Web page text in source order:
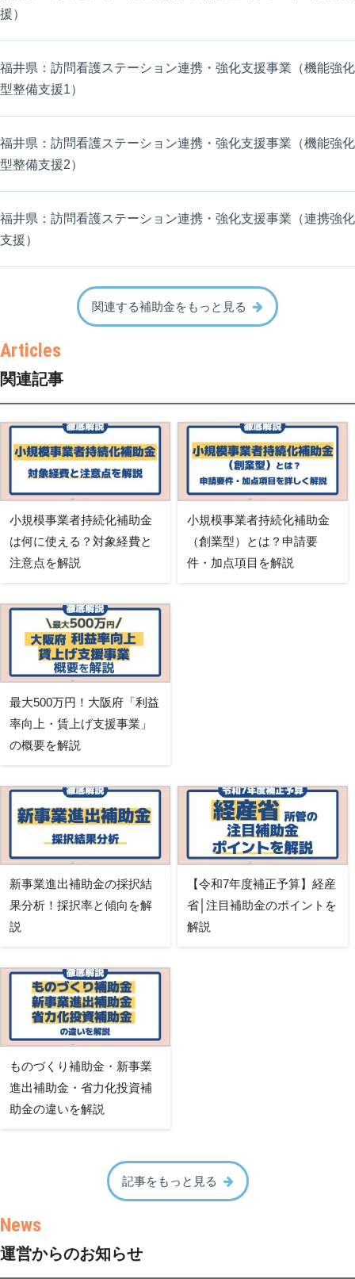
援）
福井県：訪問看護ステーション連携・強化支援事業（機能強化
型整備支援1）
福井県：訪問看護ステーション連携・強化支援事業（機能強化
型整備支援2）
福井県：訪問看護ステーション連携・強化支援事業（連携強化
支援）
関連する補助金をもっと見る
関連記事
小規模事業者持続化補助金
は何に使える？対象経費と
注意点を解説
小規模事業者持続化補助金
（創業型）とは？申請要
件・加点項目を解説
最大500万円！大阪府「利益
率向上・賃上げ支援事業」
の概要を解説
新事業進出補助金の採択結
果分析！採択率と傾向を解
説
【令和7年度補正予算】経産
省│注目補助金のポイントを
解説
ものづくり補助金・新事業
進出補助金・省力化投資補
助金の違いを解説
記事をもっと見る
運営からのお知らせ